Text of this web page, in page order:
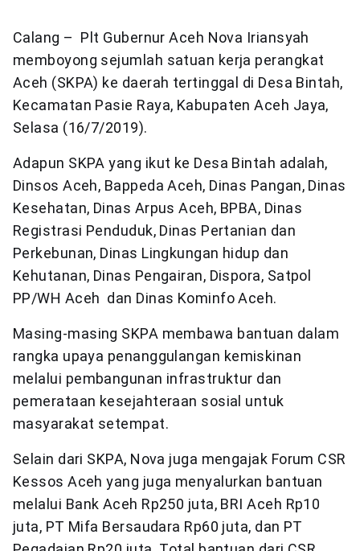
Calang – Plt Gubernur Aceh Nova Iriansyah
memboyong sejumlah satuan kerja perangkat
Aceh (SKPA) ke daerah tertinggal di Desa Bintah,
Kecamatan Pasie Raya, Kabupaten Aceh Jaya,
Selasa (16/7/2019).
Adapun SKPA yang ikut ke Desa Bintah adalah,
Dinsos Aceh, Bappeda Aceh, Dinas Pangan, Dinas
Kesehatan, Dinas Arpus Aceh, BPBA, Dinas
Registrasi Penduduk, Dinas Pertanian dan
Perkebunan, Dinas Lingkungan hidup dan
Kehutanan, Dinas Pengairan, Dispora, Satpol
PP/WH Aceh dan Dinas Kominfo Aceh.
Masing-masing SKPA membawa bantuan dalam
rangka upaya penanggulangan kemiskinan
melalui pembangunan infrastruktur dan
pemerataan kesejahteraan sosial untuk
masyarakat setempat.
Selain dari SKPA, Nova juga mengajak Forum CSR
Kessos Aceh yang juga menyalurkan bantuan
melalui Bank Aceh Rp250 juta, BRI Aceh Rp10
juta, PT Mifa Bersaudara Rp60 juta, dan PT